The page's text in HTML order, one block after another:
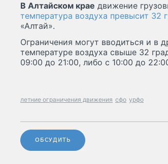
В Алтайском крае движение
температура воздуха превысит 32
«Алтай».
Ограничения могут вводиться и в
температуре воздуха свыше 32
09:00 до 21:00, либо с 10:00 до
летние ограничения движения сфо урфо
ОБСУДИТЬ